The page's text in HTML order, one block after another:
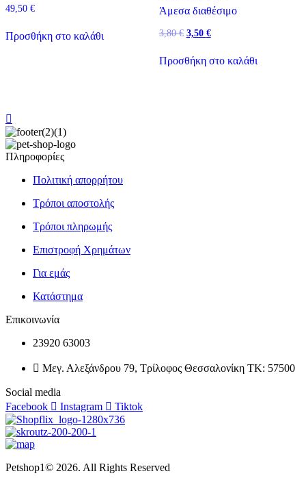
49,50 €
Προσθήκη στο καλάθι
Άμεσα διαθέσιμο
3,80€ Original
was:
3,80 €.
3,50 €Η
είναι:
Προσθήκη στο καλάθι
Πληροφορίες
Πολιτική απορρήτου
Τρόποι αποστολής
Τρόποι πληρωμής
Επιστροφή Χρημάτων
Για εμάς
Κατάστημα
Επικοινωνία
23920 63003
Μεγ. Αλεξάνδρου 79, Τρίλοφος Θεσσαλονίκη ΤΚ: 57500
Social media
Facebook
Instagram Tiktok
Petshop1© 2026. All Rights Reserved